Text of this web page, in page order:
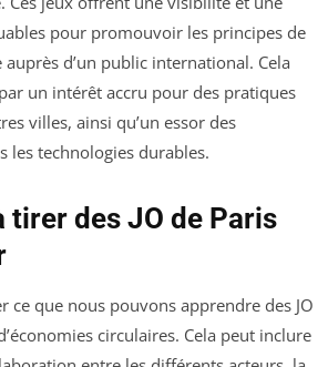
pour promouvoir les principes de
auprès d’un public international. Cela
un intérêt accru pour des pratiques
villes, ainsi qu’un essor des
les technologies durables.
tirer des JO de Paris
ce que nous pouvons apprendre des JO
circulaires. Cela peut inclure